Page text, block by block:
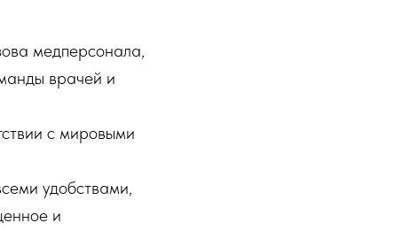
медперсонала,
врачей и
с мировыми
удобствами,
и